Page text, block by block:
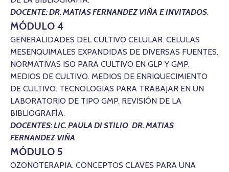
DOCENTE: DR. MATIAS FERNANDEZ VIÑA E INVITADOS.
MÓDULO 4
GENERALIDADES DEL CULTIVO CELULAR. CELULAS
MESENQUIMALES EXPANDIDAS DE DIVERSAS FUENTES.
NORMATIVAS ISO PARA CULTIVO EN GLP Y GMP.
MEDIOS DE CULTIVO. MEDIOS DE ENRIQUECIMIENTO
DE CULTIVO. TECNOLOGIAS PARA TRABAJAR EN UN
LABORATORIO DE TIPO GMP. REVISIÓN DE LA
BIBLIOGRAFÍA.
DOCENTES: LIC. PAULA DI STILIO. DR. MATIAS
FERNANDEZ VIÑA
MÓDULO 5
OZONOTERAPIA. CONCEPTOS CLAVES PARA UNA